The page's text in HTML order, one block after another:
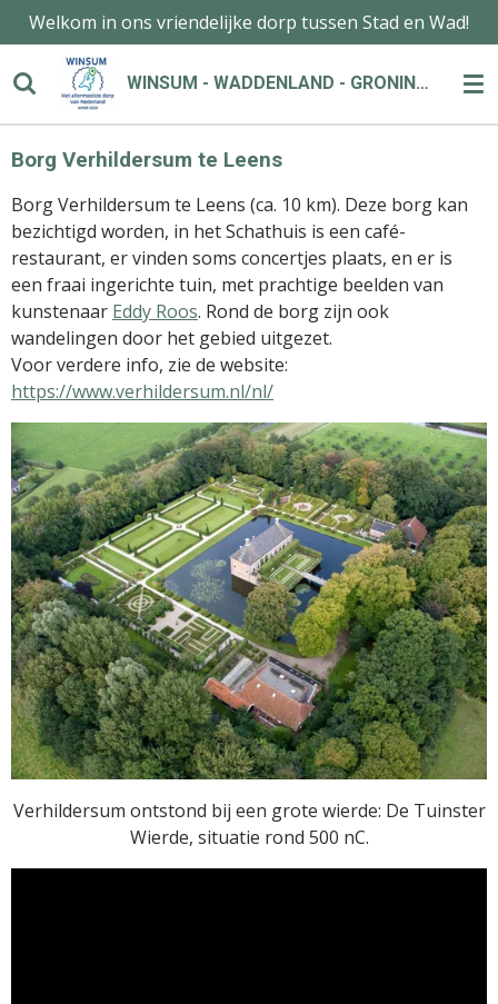
Ga
direct
naar
hoofdinhoud
WINSUM - WADDENLAND - GRONINGEN
Welkom in ons vriendelijke dorp tussen Stad en Wad!
Borg Verhildersum te Leens
Borg Verhildersum te Leens (ca. 10 km). Deze borg kan
bezichtigd worden, in het Schathuis is een café-
restaurant, er vinden soms concertjes plaats, en er is
een fraai ingerichte tuin, met prachtige beelden van
kunstenaar Eddy Roos. Rond de borg zijn ook
wandelingen door het gebied uitgezet.
Voor verdere info, zie de website:
https://www.verhildersum.nl/nl/
Verhildersum ontstond bij een grote wierde: De Tuinster
Wierde, situatie rond 500 nC.